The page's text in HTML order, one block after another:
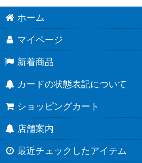
ホーム
マイページ
新着商品
カードの状態表記について
ショッピングカート
店舗案内
最近チェックしたアイテム